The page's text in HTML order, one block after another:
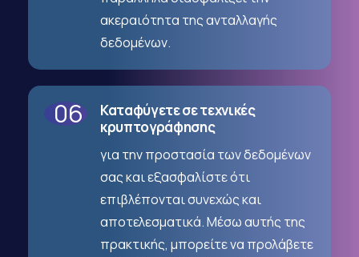
ακεραιότητα της ανταλλαγής
δεδομένων.
06
Καταφύγετε σε τεχνικές
κρυπτογράφησης
για την προστασία των δεδομένων
σας και εξασφαλίστε ότι
επιβλέπονται συνεχώς και
αποτελεσματικά. Μέσω αυτής της
πρακτικής, μπορείτε να προλάβετε